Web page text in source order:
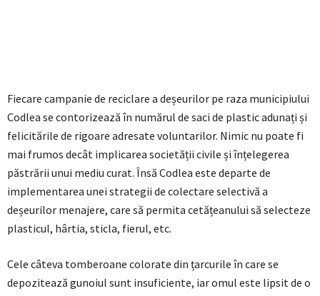
Fiecare campanie de reciclare a deșeurilor pe raza municipiului
Codlea se contorizează în numărul de saci de plastic adunați și
felicitările de rigoare adresate voluntarilor. Nimic nu poate fi
mai frumos decât implicarea societății civile și înțelegerea
păstrării unui mediu curat. Însă Codlea este departe de
implementarea unei strategii de colectare selectivă a
deșeurilor menajere, care să permita cetățeanului să selecteze
plasticul, hârtia, sticla, fierul, etc.
Cele câteva tomberoane colorate din țarcurile în care se
depozitează gunoiul sunt insuficiente, iar omul este lipsit de o